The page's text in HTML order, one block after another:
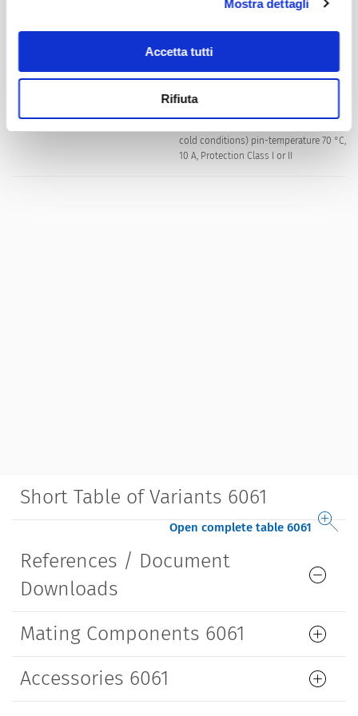
Mostra dettagli
Accetta tutti
Rifiuta
class I or II acc. to IEC 61140
cold conditions) pin-temperature 70 °C,
10 A, Protection Class I or II
Short Table of Variants 6061
Open complete table 6061
References / Document
Downloads
Mating Components 6061
Accessories 6061